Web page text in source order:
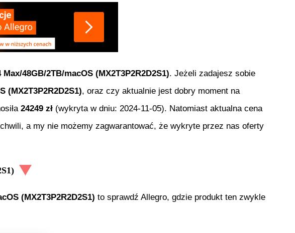
48GB/2TB/macOS (MX2T3P2R2D2S1). Jeżeli zadajesz sobie
(MX2T3P2R2D2S1), oraz czy aktualnie jest dobry moment na
24249 zł (wykryta w dniu: 2024-11-05). Natomiast aktualna cena
a my nie możemy zagwarantować, że wykryte przez nas oferty
(MX2T3P2R2D2S1) to sprawdź Allegro, gdzie produkt ten zwykle